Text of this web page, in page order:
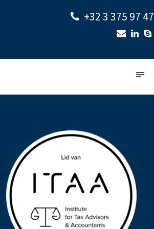
+32 3 375 97 47